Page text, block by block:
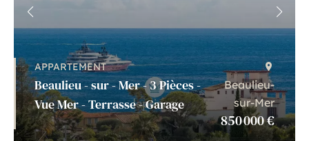
APPARTEMENT
Beaulieu - sur - Mer - 3 Pièces -
Vue Mer - Terrasse - Garage
Beaulieu-
sur-Mer
850 000 €